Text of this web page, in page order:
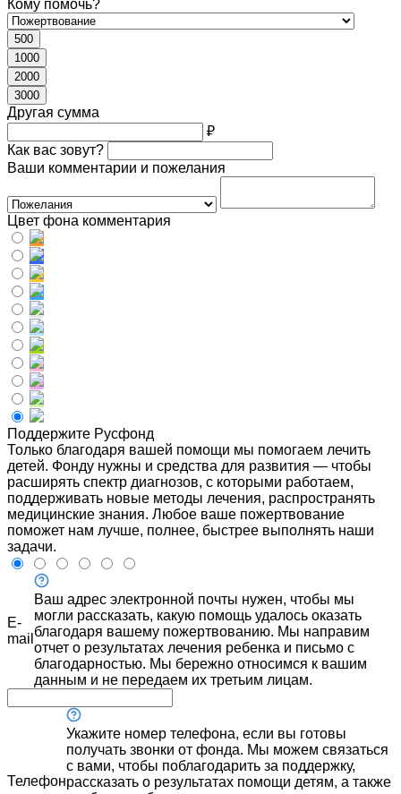
Кому помочь?
500
1000
2000
3000
Другая сумма
₽
Как вас зовут?
Ваши комментарии и пожелания
Цвет фона комментария
Поддержите Русфонд
Только благодаря вашей помощи мы помогаем лечить
детей. Фонду нужны и средства для развития — чтобы
расширять спектр диагнозов, с которыми работаем,
поддерживать новые методы лечения, распространять
медицинские знания. Любое ваше пожертвование
поможет нам лучше, полнее, быстрее выполнять наши
задачи.
E-
mail
Ваш адрес электронной почты нужен, чтобы мы
могли рассказать, какую помощь удалось оказать
благодаря вашему пожертвованию. Мы направим
отчет о результатах лечения ребенка и письмо с
благодарностью. Мы бережно относимся к вашим
данным и не передаем их третьим лицам.
Телефон
Укажите номер телефона, если вы готовы
получать звонки от фонда. Мы можем связаться
с вами, чтобы поблагодарить за поддержку,
рассказать о результатах помощи детям, а также